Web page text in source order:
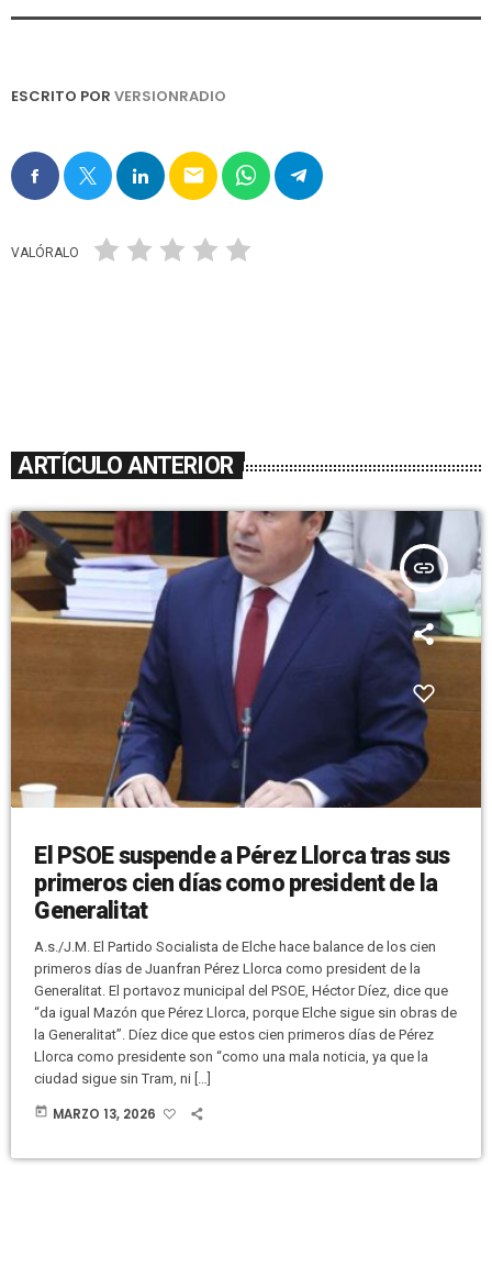
ESCRITO POR VERSIONRADIO
email
VALÓRALO
ARTÍCULO ANTERIOR
insert_link
El PSOE suspende a Pérez Llorca tras sus
primeros cien días como president de la
Generalitat
A.s./J.M. El Partido Socialista de Elche hace balance de los cien
primeros días de Juanfran Pérez Llorca como president de la
Generalitat. El portavoz municipal del PSOE, Héctor Díez, dice que
“da igual Mazón que Pérez Llorca, porque Elche sigue sin obras de
la Generalitat”. Díez dice que estos cien primeros días de Pérez
Llorca como presidente son “como una mala noticia, ya que la
ciudad sigue sin Tram, ni […]
today MARZO 13, 2026